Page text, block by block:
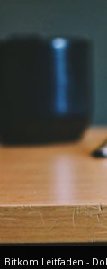
Bitkom Leitfaden -